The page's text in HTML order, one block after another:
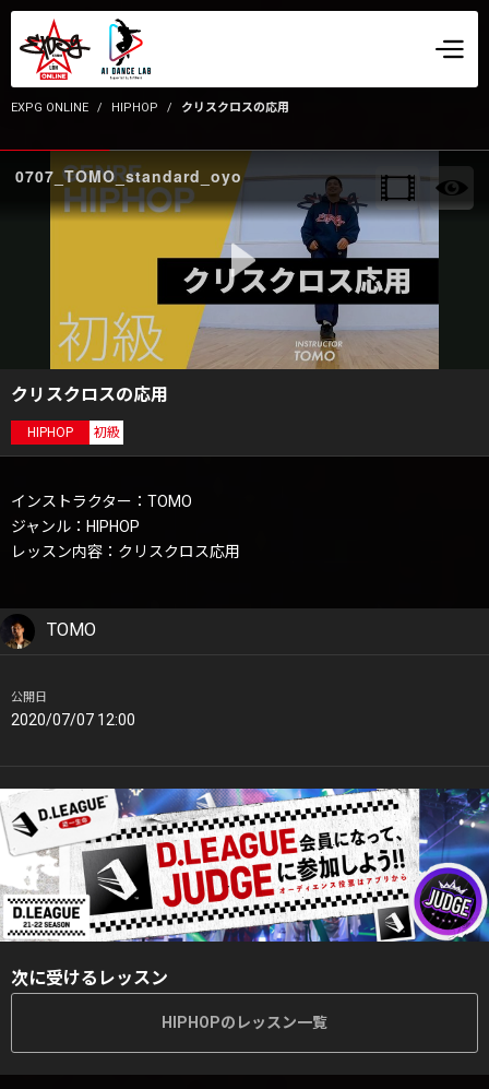
EXPG ONLINE HIPHOP クリスクロスの応用
0707_TOMO_standard_oyo
クリスクロスの応用
HIPHOP 初級
インストラクター：TOMO
ジャンル：HIPHOP
レッスン内容：クリスクロス応用
TOMO
公開日
2020/07/07 12:00
次に受けるレッスン
HIPHOPのレッスン一覧